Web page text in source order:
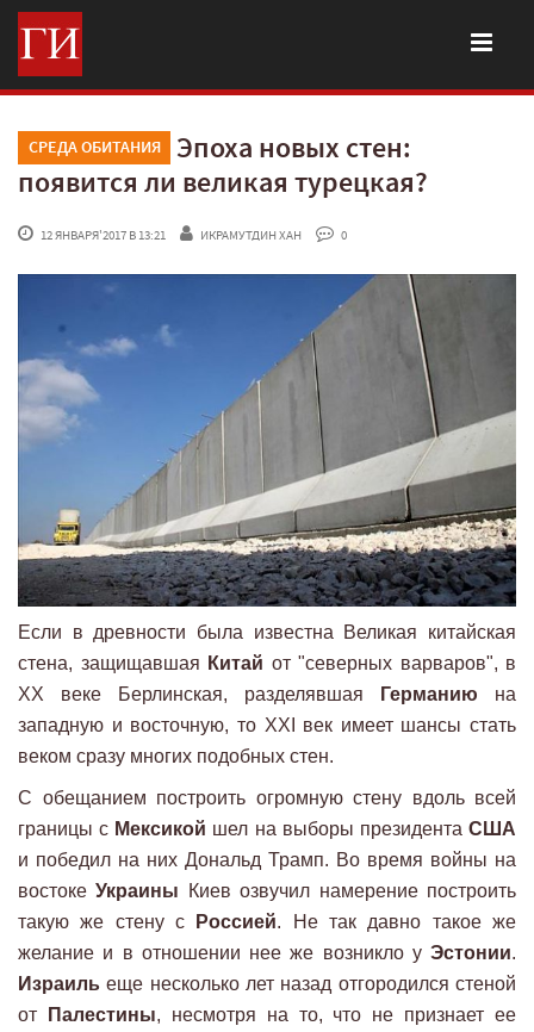
СРЕДА ОБИТАНИЯ
Эпоха новых стен:
появится ли великая турецкая?
12 ЯНВАРЯ'2017 В 13:21 ИКРАМУТДИН ХАН 0
Если в древности была известна Великая китайская
стена, защищавшая Китай от "северных варваров", в
XX веке Берлинская, разделявшая
Германию на
западную и восточную, то XXI век имеет шансы стать
веком сразу многих подобных стен.
С обещанием построить огромную стену вдоль всей
границы с Мексикой шел на выборы президентаСША
и победил на них Дональд Трамп. Во время войны на
востокеУкраины Киев озвучил намерение построить
такую же стену с
Россией. Не так давно такое же
желание и в отношении нее же возникло у Эстонии.
Израиль еще несколько лет назад отгородился стеной
от
Палестины, несмотря на то, что не признает ее